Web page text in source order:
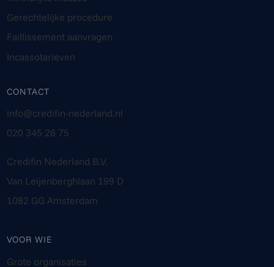
Gerechtelijke procedure
Faillissement aanvragen
Incassotarieven
CONTACT
info@credifin-nederland.nl
020 345 26 75
Credifin Nederland B.V.
Van Leijenberghlaan 199 D
1082 GG Amsterdam
VOOR WIE
Grote organisaties